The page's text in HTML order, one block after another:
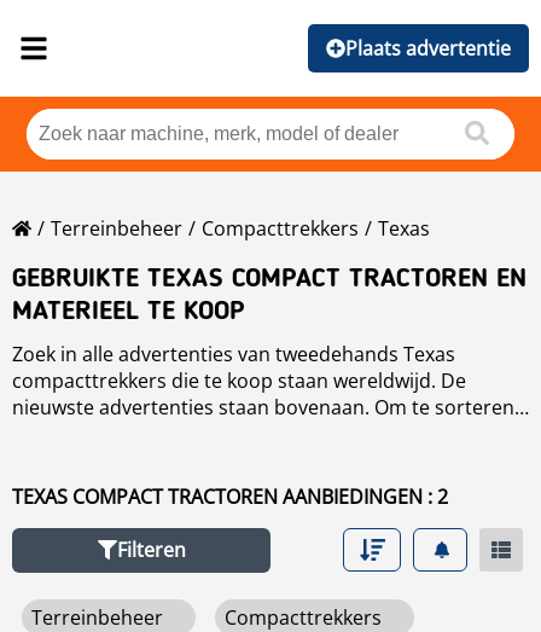
Plaats advertentie
Terreinbeheer Compacttrekkers
Texas
GEBRUIKTE TEXAS COMPACT TRACTOREN EN
MATERIEEL TE KOOP
Zoek in alle advertenties van tweedehands Texas
compacttrekkers die te koop staan wereldwijd. De
nieuwste advertenties staan bovenaan. Om te sorteren
land.
TEXAS COMPACT TRACTOREN AANBIEDINGEN : 2
Filteren
Terreinbeheer Compacttrekkers